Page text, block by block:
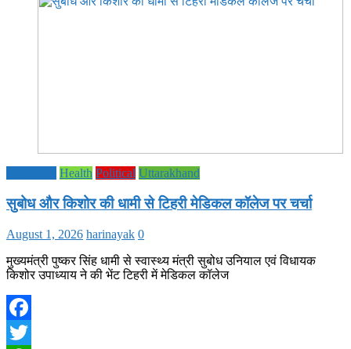
Health Political Uttarakhand
सुबोध और किशोर की धामी से टिहरी मेडिकल कॉलेज पर चर्चा
August 1, 2026 harinayak 0
मुख्यमंत्री पुष्कर सिंह धामी से स्वास्थ्य मंत्री सुबोध उनियाल एवं विधायक
किशोर उपाध्याय ने की भेंट टिहरी में मेडिकल कॉलेज
Facebook